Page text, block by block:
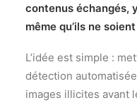
contenus échangés,
même qu’ils ne
L’idée est simple :
détection
images illicites avant